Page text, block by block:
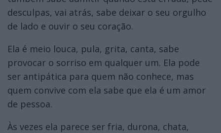
desculpas, vai atrás, sabe deixar o seu orgulho
de lado e ouvir o seu coração.
Ela é meio louca, pula, grita, canta, sabe
provocar o sorriso em qualquer um. Ela pode
ser antipática para quem não conhece, mas
quem convive com ela sabe que ela é um amor
de pessoa.
Às vezes ela parece ser fria, durona, chata,